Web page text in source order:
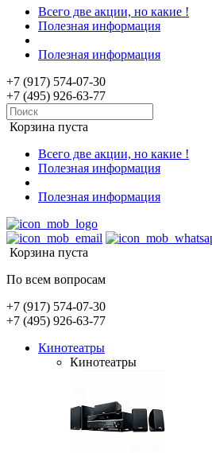
Всего две акции, но какие !
Полезная информация
Полезная информация
+7 (917) 574-07-30
+7 (495) 926-63-77
Корзина пуста
Всего две акции, но какие !
Полезная информация
Полезная информация
Корзина пуста
По всем вопросам
+7 (917) 574-07-30
+7 (495) 926-63-77
Кинотеатры
Кинотеатры